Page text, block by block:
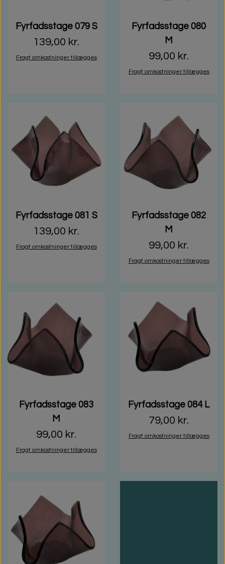
Fyrfadsstage 079 S
139,00 kr.
Fragt omkostninger tillægges
Fyrfadsstage 080
M
99,00 kr.
Fragt omkostninger tillægges
Fyrfadsstage 081 S
139,00 kr.
Fragt omkostninger tillægges
Fyrfadsstage 082
M
99,00 kr.
Fragt omkostninger tillægges
Fyrfadsstage 083
M
99,00 kr.
Fragt omkostninger tillægges
Fyrfadsstage 084 L
79,00 kr.
Fragt omkostninger tillægges